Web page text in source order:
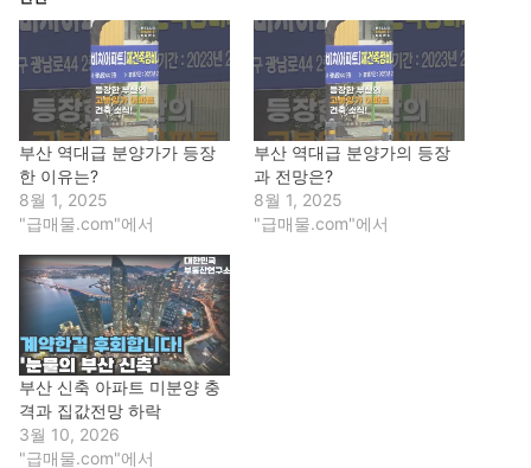
부산 역대급 분양가가 등장
한 이유는?
8월 1, 2025
"급매물.com"에서
부산 역대급 분양가의 등장
과 전망은?
8월 1, 2025
"급매물.com"에서
부산 신축 아파트 미분양 충
격과 집값전망 하락
3월 10, 2026
"급매물.com"에서